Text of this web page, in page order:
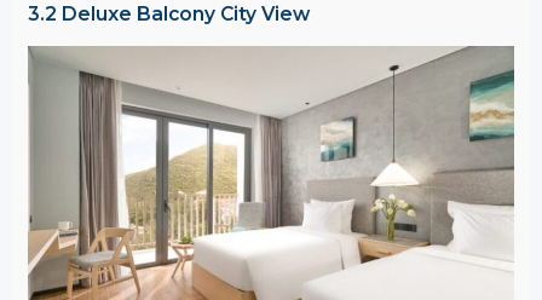
3.2 Deluxe Balcony City View